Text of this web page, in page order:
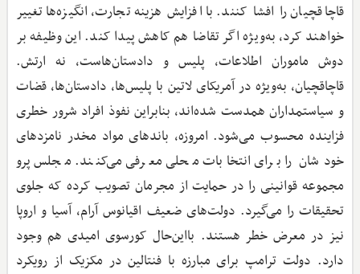
قاچاقچیان را افشا کنند. با افزایش هزینه تجارت، انگیزه‌ها تغییر
خواهند کرد، به‌ویژه اگر تقاضا هم کاهش پیدا کند. این وظیفه بر
دوش ماموران اطلاعات، پلیس و دادستان‌هاست، نه ارتش.
قاچاقچیان، به‌ویژه در آمریکای لاتین با پلیس‌ها، دادستان‌ها، قضات
و سیاستمداران همدست شده‌اند، بنابراین نفوذ افراد شرور خطری
فزاینده محسوب می‌شود. امروزه، باندهای مواد مخدر نامزدهای
خودشان را برای انتخابات محلی معرفی می‌کنند. مجلس پرو
مجموعه قوانینی را در حمایت از مجرمان تصویب کرده که جلوی
تحقیقات را می‌گیرد. دولت‌های ضعیف اقیانوس آرام، آسیا و اروپا
نیز در معرض خطر هستند. بااین‌حال کورسوی امیدی هم وجود
دارد. دولت ترامپ برای مبارزه با فنتالین در مکزیک از رویکرد